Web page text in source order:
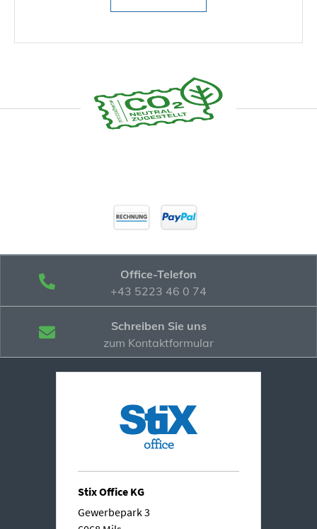
Office-Telefon
+43 5223 46 0 74
Schreiben Sie uns
zum Kontaktformular
Stix Office KG
Gewerbepark 3